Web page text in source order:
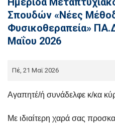
Σπουδών «Νέες
Φυσικοθεραπεία»
Μαΐου 2026
Πέ, 21 Μαϊ 2026
Αγαπητέ/ή συνάδελφε κ/κα
Με ιδιαίτερη χαρά σας